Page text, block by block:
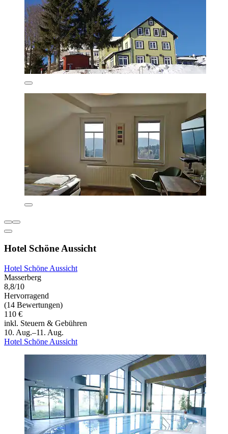
Hotel Schöne Aussicht
Hotel Schöne Aussicht
Masserberg
8,8/10
Hervorragend
(14 Bewertungen)
110 €
inkl. Steuern & Gebühren
10. Aug.–11. Aug.
Hotel Schöne Aussicht